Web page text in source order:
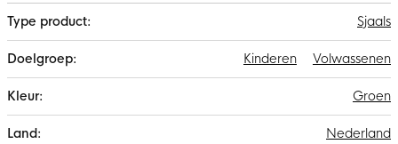
informatie
Sjaals
Volwassenen
Kinderen
Groen
Nederland